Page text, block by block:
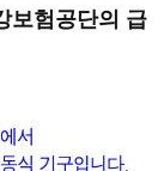
보험공단의 급